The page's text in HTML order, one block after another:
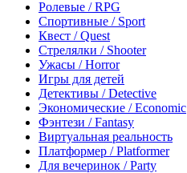
Ролевые / RPG
Спортивные / Sport
Квест / Quest
Стрелялки / Shooter
Ужасы / Horror
Игры для детей
Детективы / Detective
Экономические / Economic
Фэнтези / Fantasy
Виртуальная реальность
Платформер / Platformer
Для вечеринок / Party